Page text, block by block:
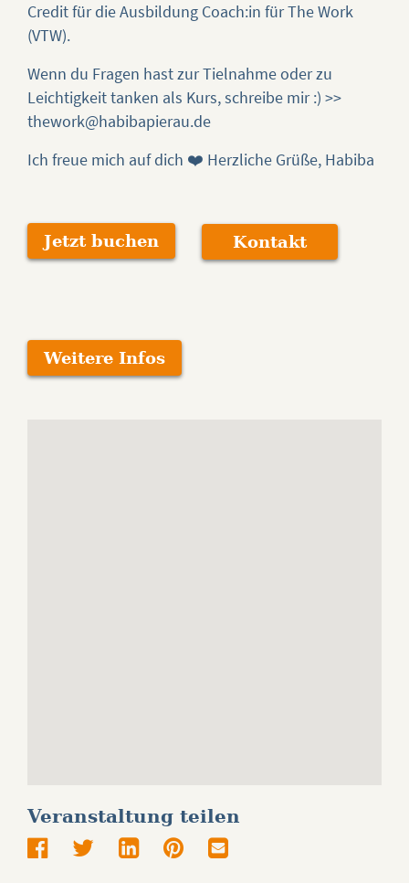
Credit für die Ausbildung Coach:in für The Work
(VTW).
Wenn du Fragen hast zur Tielnahme oder zu
Leichtigkeit tanken als Kurs, schreibe mir :) >>
thework@habibapierau.de
Ich freue mich auf dich ❤️ Herzliche Grüße, Habiba
Jetzt buchen Kontakt
Weitere Infos
Veranstaltung teilen